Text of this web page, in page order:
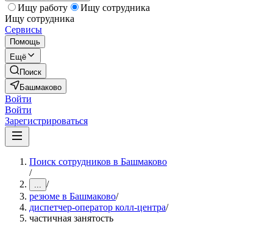
Ищу работу
Ищу сотрудника
Ищу сотрудника
Сервисы
Помощь
Ещё
Поиск
Башмаково
Войти
Войти
Зарегистрироваться
Поиск сотрудников в Башмаково
/
... /
резюме в Башмаково/
диспетчер-оператор колл-центра/
частичная занятость